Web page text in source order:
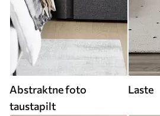
Abstraktne foto
taustapilt
Laste